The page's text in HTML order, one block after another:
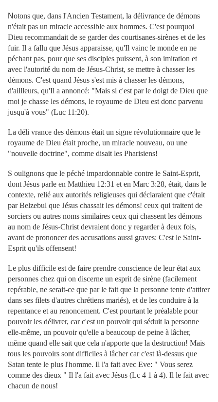
Notons que, dans l'Ancien Testament, la délivrance de démons
n'était pas un miracle accessible aux hommes. C'est pourquoi
Dieu recommandait de se garder des courtisanes-sirènes et de les
fuir. Il a fallu que Jésus apparaisse, qu'Il vainc le monde en ne
péchant pas, pour que ses disciples puissent, à son imitation et
avec l'autorité du nom de Jésus-Christ, se mettre à chasser les
démons. C'est quand Jésus s'est mis à chasser les démons,
d'aillleurs, qu'Il a annoncé: "Mais si c'est par le doigt de Dieu que
moi je chasse les démons, le royaume de Dieu est donc parvenu
jusqu'à vous" (Luc 11:20).
La déli vrance des démons était un signe révolutionnaire que le
royaume de Dieu était proche, un miracle nouveau, ou une
"nouvelle doctrine", comme disait les Pharisiens!
S oulignons que le péché impardonnable contre le Saint-Esprit,
dont Jésus parle en Matthieu 12:31 et en Marc 3:28, était, dans le
contexte, relié aux autorités religieuses qui déclaraient que c'était
par Belzebul que Jésus chassait les démons! ceux qui traitent de
sorciers ou autres noms similaires ceux qui chassent les démons
au nom de Jésus-Christ devraient donc y regarder à deux fois,
avant de prononcer des accusations aussi graves: C'est le Saint-
Esprit qu'ils offensent!
Le plus difficile est de faire prendre conscience de leur état aux
personnes chez qui on discerne un esprit de sirène (facilement
repérable, ne serait-ce que par le fait que la personne tente d'attirer
dans ses filets d'autres chrétiens mariés), et de les conduire à la
repentance et au renoncement. C'est pourtant le préalable pour
pouvoir les délivrer, car c'est un pouvoir qui séduit la personne
elle-même, un pouvoir qu'elle a beaucoup de peine à lâcher,
même quand elle sait que cela n'apporte que la destruction! Mais
tous les pouvoirs sont difficiles à lâcher car c'est là-dessus que
Satan tente le plus l'homme. Il l'a fait avec Eve: " Vous serez
comme des dieux " Il l'a fait avec Jésus (Lc 4 1 à 4). Il le fait avec
chacun de nous!